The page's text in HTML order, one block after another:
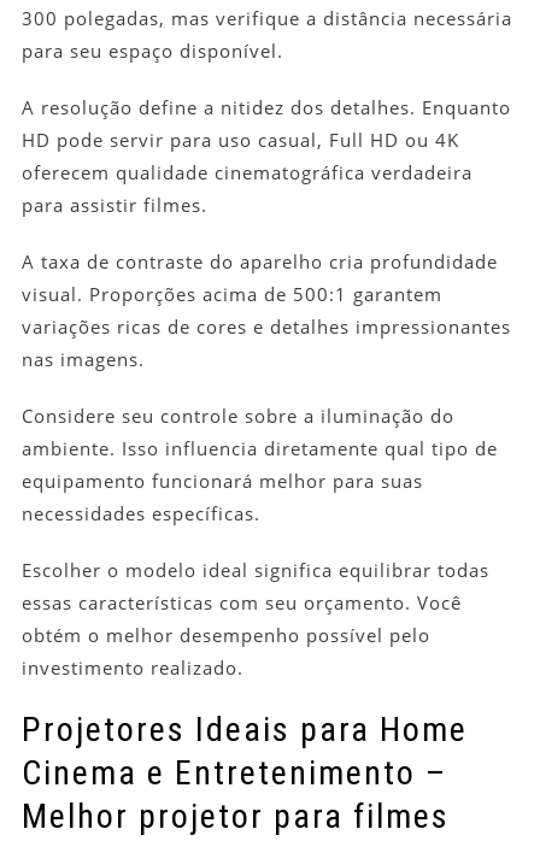
300 polegadas, mas verifique a distância necessária
para seu espaço disponível.
A resolução define a nitidez dos detalhes. Enquanto
HD pode servir para uso casual, Full HD ou 4K
oferecem qualidade cinematográfica verdadeira
para assistir filmes.
A taxa de contraste do aparelho cria profundidade
visual. Proporções acima de 500:1 garantem
variações ricas de cores e detalhes impressionantes
nas imagens.
Considere seu controle sobre a iluminação do
ambiente. Isso influencia diretamente qual tipo de
equipamento funcionará melhor para suas
necessidades específicas.
Escolher o modelo ideal significa equilibrar todas
essas características com seu orçamento. Você
obtém o melhor desempenho possível pelo
investimento realizado.
Projetores Ideais para Home
Cinema e Entretenimento –
Melhor projetor para filmes